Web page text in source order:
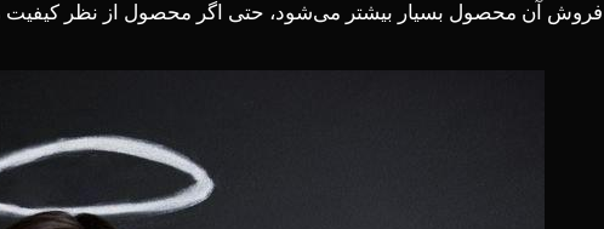
فروش آن محصول بسیار بیشتر می‌شود، حتی اگر محصول از نظر کیفیت